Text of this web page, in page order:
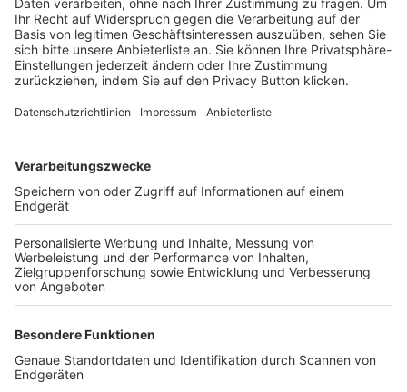
Trainerbörse
Login SpielPlus
FOLGE DEM BFV
TOP-VEREINE
TOP-PARTNER